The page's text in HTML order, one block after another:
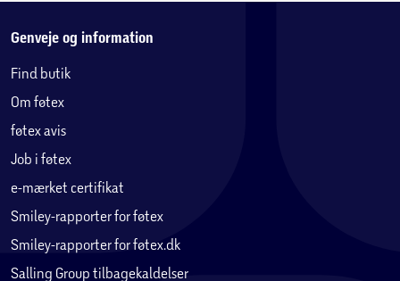
Genveje og information
Find butik
Om føtex
føtex avis
Job i føtex
e-mærket certifikat
Smiley-rapporter for føtex
Smiley-rapporter for føtex.dk
Salling Group tilbagekaldelser